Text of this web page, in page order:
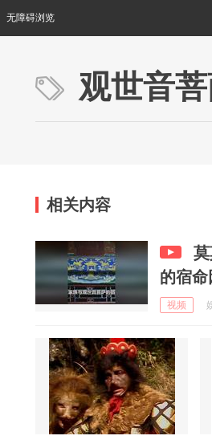
无障碍浏览
观世音
相关内容
的宿命
视频